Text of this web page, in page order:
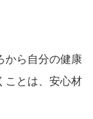
から自分の健康
ことは、安心材